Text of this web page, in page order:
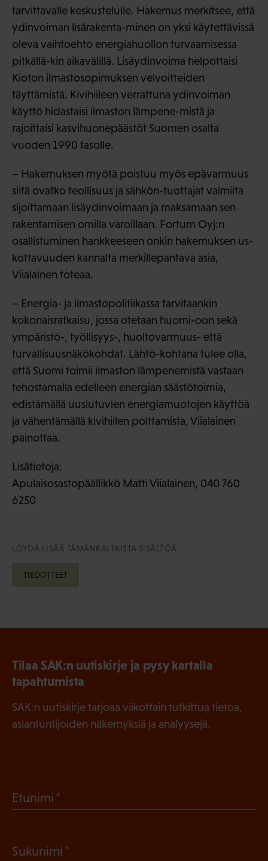
tarvittavalle keskustelulle. Hakemus merkitsee, että
ydinvoiman lisärakenta-minen on yksi käytettävissä
oleva vaihtoehto energiahuollon turvaamisessa
pitkällä-kin aikavälillä. Lisäydinvoima helpottaisi
Kioton ilmastosopimuksen velvoitteiden
täyttämistä. Kivihiileen verrattuna ydinvoiman
käyttö hidastaisi ilmaston lämpene-mistä ja
rajoittaisi kasvihuonepäästöt Suomen osalta
vuoden 1990 tasolle.
– Hakemuksen myötä poistuu myös epävarmuus
siitä ovatko teollisuus ja sähkön-tuottajat valmiita
sijoittamaan lisäydinvoimaan ja maksamaan sen
rakentamisen omilla varoillaan. Fortum Oyj:n
osallistuminen hankkeeseen onkin hakemuksen us-
kottavuuden kannalta merkillepantava asia,
Viialainen toteaa.
– Energia- ja ilmastopolitiikassa tarvitaankin
kokonaisratkaisu, jossa otetaan huomi-oon sekä
ympäristö-, työllisyys-, huoltovarmuus- että
turvallisuusnäkökohdat. Lähtö-kohtana tulee olla,
että Suomi toimii ilmaston lämpenemistä vastaan
tehostamalla edelleen energian säästötoimia,
edistämällä uusiutuvien energiamuotojen käyttöä
ja vähentämällä kivihiilen polttamista, Viialainen
painottaa.
Lisätietoja:
Apulaisosastopäällikkö Matti Viialainen, 040 760
6250
LÖYDÄ LISÄÄ TÄMÄNKALTAISTA SISÄLTÖÄ:
TIEDOTTEET
Tilaa SAK:n uutiskirje ja pysy kartalla
tapahtumista
SAK:n uutiskirje tarjoaa viikottain tutkittua tietoa,
asiantuntijoiden näkemyksiä ja analyysejä.
Etunimi
Sukunimi